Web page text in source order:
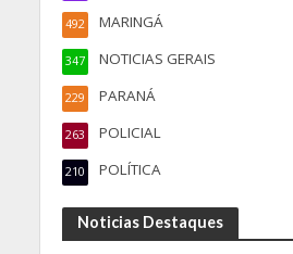
MARINGÁ
492
NOTICIAS GERAIS
347
PARANÁ
229
POLICIAL
263
POLÍTICA
210
Noticias Destaques